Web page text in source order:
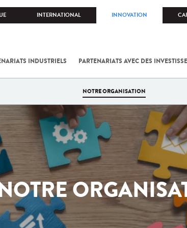
INTERNATIONAL INNOVATION
INDUSTRIELS PARTENARIATS AVEC DES
NOTRE ORGANISATION